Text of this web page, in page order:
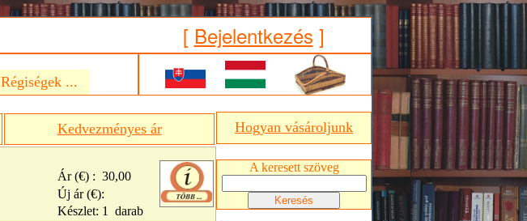
[ Bejelentkezés ]
Régiségek ...
Kedvezményes ár
Ár (€) : 30,00
Új ár (€):
Készlet: 1 darab
Hogyan vásároljunk
A keresett szöveg